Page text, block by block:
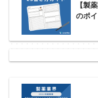
【製
のポ